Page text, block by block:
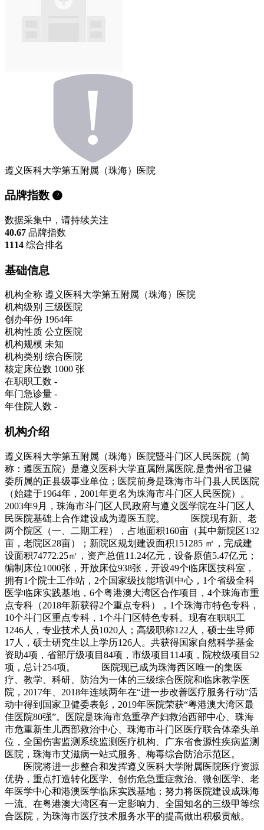
遵义医科大学第五附属（珠海）医院
品牌指数
数据采集中，请持续关注
40.67 品牌指数
1114 综合排名
基础信息
机构全称 遵义医科大学第五附属（珠海）医院
机构级别 三级医院
创办年份 1964年
机构性质 公立医院
机构规模 未知
机构类别 综合医院
核定床位数 1000 张
在职职工数 -
年门急诊量 -
年住院人数 -
机构介绍
遵义医科大学第五附属（珠海）医院暨斗门区人民医院（简
称：遵医五院）是遵义医科大学直属附属医院,是贵州省卫健
委所属的正县级事业单位；医院前身是珠海市斗门县人民医院
（始建于1964年，2001年更名为珠海市斗门区人民医院）。
2003年9月，珠海市斗门区人民政府与遵义医学院在斗门区人
民医院基础上合作建设成为遵医五院。 医院现有新、老
两个院区（一、二期工程），占地面积160亩（其中新院区132
亩，老院区28亩）；新院区规划建设面积151285 ㎡，完成建
设面积74772.25㎡，资产总值11.24亿元，设备原值5.47亿元；
编制床位1000张，开放床位938张，开设49个临床医技科室，
拥有1个院士工作站，2个国家级技能培训中心，1个省级全科
医学临床实践基地，6个粤港澳大湾区合作项目，4个珠海市重
点专科（2018年新获得2个重点专科），1个珠海市特色专科，
10个斗门区重点专科，1个斗门区特色专科。现有在职职工
1246人，专业技术人员1020人；高级职称122人，硕士生导师
17人，硕士研究生以上学历126人。共获得国家自然科学基金
资助4项，省部厅级项目84项，市级项目114项，院校级项目52
项，总计254项。 医院现已成为珠海西区唯一的集医
疗、教学、科研、防治为一体的三级综合医院和临床教学医
院，2017年、2018年连续两年在“进一步改善医疗服务行动”活
动中得到国家卫健委表彰，2019年医院荣获“粤港澳大湾区最
佳医院80强”。医院是珠海市危重孕产妇救治西部中心、珠海
市危重新生儿西部救治中心、珠海市斗门区医疗联合体牵头单
位，全国伤害监测系统监测医疗机构、广东省食源性疾病监测
医院，珠海市艾滋病一站式服务、梅毒综合防治示范区。
医院将进一步整合和发挥遵义医科大学附属医院医疗资源
优势，重点打造转化医学、创伤危急重症救治、微创医学、老
年医学中心和港澳医学临床实践基地；努力将医院建设成珠海
一流、在粤港澳大湾区有一定影响力、全国知名的三级甲等综
合医院，为珠海市医疗技术服务水平的提高做出积极贡献。